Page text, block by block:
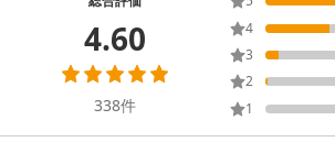
4.60
338件
4
3
2
1